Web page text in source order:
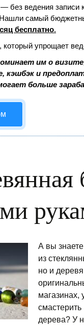
без ведения
Нашли самый
бесплатно.
упрощает
им о
кэшбэк и
больше
А вы
из
но и
дерева? У